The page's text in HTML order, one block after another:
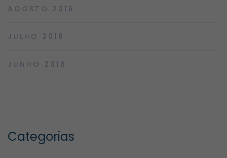
AGOSTO 2016
JULHO 2016
JUNHO 2016
Categorias